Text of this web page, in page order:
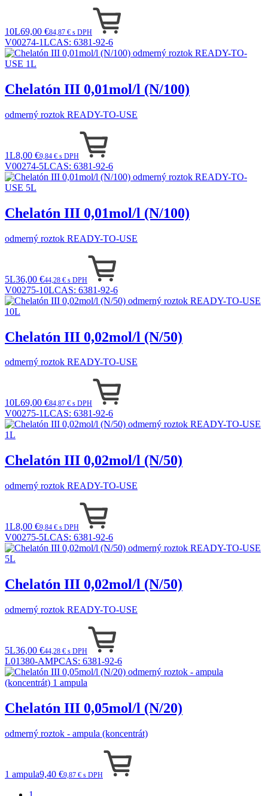
10L69,00 €84,87 € s DPH
V00274-1LCAS: 6381-92-6
Chelatón III 0,01mol/l (N/100)
odmerný roztok READY-TO-USE
1L8,00 €9,84 € s DPH
V00274-5LCAS: 6381-92-6
Chelatón III 0,01mol/l (N/100)
odmerný roztok READY-TO-USE
5L36,00 €44,28 € s DPH
V00275-10LCAS: 6381-92-6
Chelatón III 0,02mol/l (N/50)
odmerný roztok READY-TO-USE
10L69,00 €84,87 € s DPH
V00275-1LCAS: 6381-92-6
Chelatón III 0,02mol/l (N/50)
odmerný roztok READY-TO-USE
1L8,00 €9,84 € s DPH
V00275-5LCAS: 6381-92-6
Chelatón III 0,02mol/l (N/50)
odmerný roztok READY-TO-USE
5L36,00 €44,28 € s DPH
L01380-AMPCAS: 6381-92-6
Chelatón III 0,05mol/l (N/20)
odmerný roztok - ampula (koncentrát)
1 ampula9,40 €9,87 € s DPH